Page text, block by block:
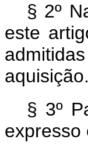
§ 2º
este
aquisição.
§ 3º
expresso